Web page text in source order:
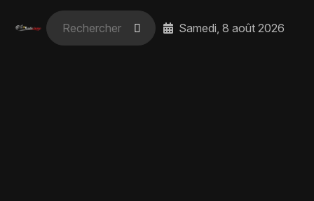
Samedi, 8 août 2026